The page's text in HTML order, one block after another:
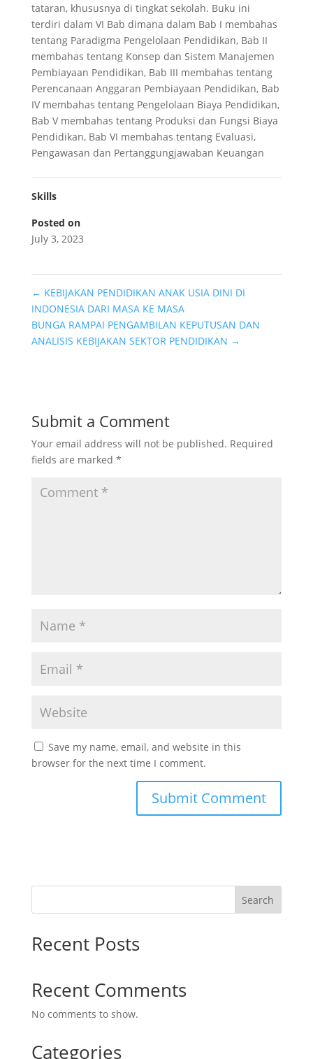
tataran, khususnya di tingkat sekolah. Buku ini
terdiri dalam VI Bab dimana dalam Bab I membahas
tentang Paradigma Pengelolaan Pendidikan, Bab II
membahas tentang Konsep dan Sistem Manajemen
Pembiayaan Pendidikan, Bab III membahas tentang
Perencanaan Anggaran Pembiayaan Pendidikan, Bab
IV membahas tentang Pengelolaan Biaya Pendidikan,
Bab V membahas tentang Produksi dan Fungsi Biaya
Pendidikan, Bab VI membahas tentang Evaluasi,
Pengawasan dan Pertanggungjawaban Keuangan
Skills
Posted on
July 3, 2023
← KEBIJAKAN PENDIDIKAN ANAK USIA DINI DI
INDONESIA DARI MASA KE MASA
BUNGA RAMPAI PENGAMBILAN KEPUTUSAN DAN
ANALISIS KEBIJAKAN SEKTOR PENDIDIKAN →
Submit a Comment
Your email address will not be published. Required
fields are marked *
Save my name, email, and website in this
browser for the next time I comment.
Search
Recent Posts
Recent Comments
No comments to show.
Categories